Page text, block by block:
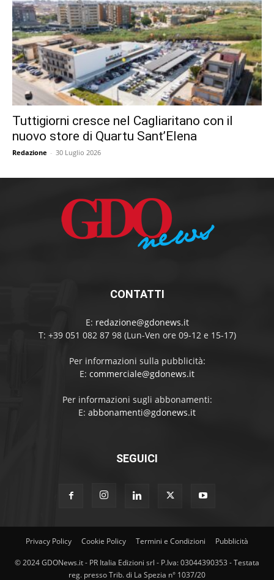
Tuttigiorni cresce nel Cagliaritano con il
nuovo store di Quartu Sant’Elena
Redazione - 30 Luglio 2026
CONTATTI
E: redazione@gdonews.it
T: +39 051 082 87 98 (Lun-Ven ore 09-12 e 15-17)
Per informazioni sulla pubblicità:
E: commerciale@gdonews.it
Per informazioni sugli abbonamenti:
E: abbonamenti@gdonews.it
SEGUICI
Privacy Policy Cookie Policy Termini e Condizioni Pubblicità
© 2024 GDONews.it - PR Italia Edizioni srl - P.Iva: 03044390353 - Testata
reg. presso Trib. di La Spezia n° 1037/20